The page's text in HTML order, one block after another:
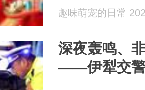
趣味萌宠的日常
深夜轰鸣、
——伊犁交